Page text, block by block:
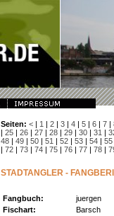
Seiten: < | 1 | 2 | 3 | 4 | 5 | 6 | 7 |
| 25 | 26 | 27 | 28 | 29 | 30 | 31 |
48 | 49 | 50 | 51 | 52 | 53 | 54 | 55
| 72 | 73 | 74 | 75 | 76 | 77 | 78 |
STADTANGLER -
Fangbuch:
juergen
Fischart:
Barsch